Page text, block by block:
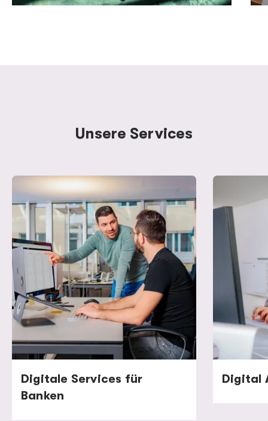
Unsere Services
Digitale Services für
Banken
Digital